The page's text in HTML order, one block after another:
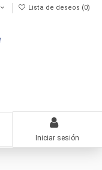
Lista de deseos (0)
Iniciar sesión